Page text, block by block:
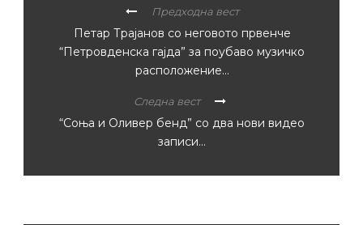
Предходна вест
Петар Трајанов со неговото првенче
“Петровденска гајда” за поубаво музичко
расположение…
Следна вест
“Соња и Оливер бенд” со два нови видео
записи…